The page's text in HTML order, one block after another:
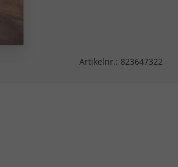
Artikelnr.: 823647322